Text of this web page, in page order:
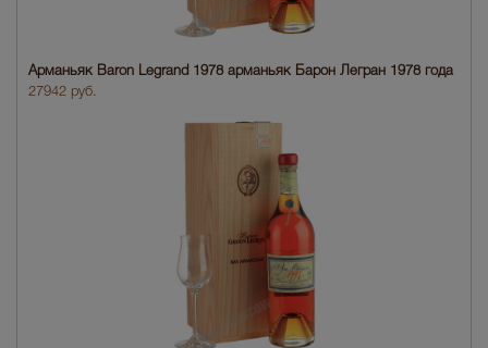
Арманьяк Baron Legrand 1978 арманьяк Барон Легран 1978 года
27942 руб.